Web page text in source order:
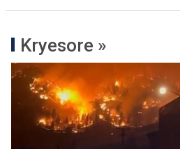
Kryesore »